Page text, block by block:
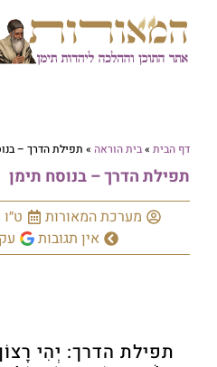
דף הבית »בית הוראה » תפילת הדרך –
תפילת הדרך – בנוסח תימן
מערכת המאורות
אין תגובות
תפילת הדרך: יְהִי